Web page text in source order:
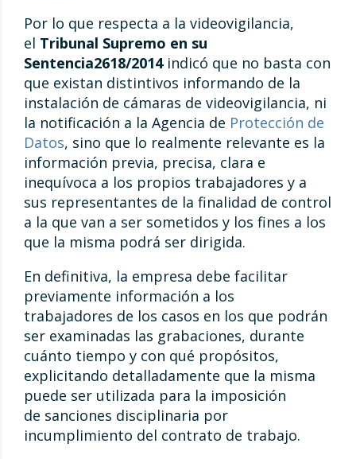
Por lo que respecta a la videovigilancia,
el Tribunal Supremo en su
Sentencia2618/2014 indicó que no basta con
que existan distintivos informando de la
instalación de cámaras de videovigilancia, ni
la notificación a la Agencia de Protección de
Datos, sino que lo realmente relevante es la
información previa, precisa, clara e
inequívoca a los propios trabajadores y a
sus representantes de la finalidad de control
a la que van a ser sometidos y los fines a los
que la misma podrá ser dirigida.
En definitiva, la empresa debe facilitar
previamente información a los
trabajadores de los casos en los que podrán
ser examinadas las grabaciones, durante
cuánto tiempo y con qué propósitos,
explicitando detalladamente que la misma
puede ser utilizada para la imposición
de sanciones disciplinaria por
incumplimiento del contrato de trabajo.